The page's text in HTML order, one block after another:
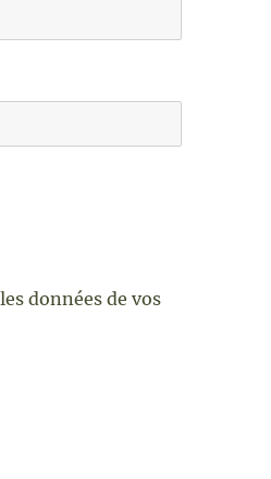
données de vos